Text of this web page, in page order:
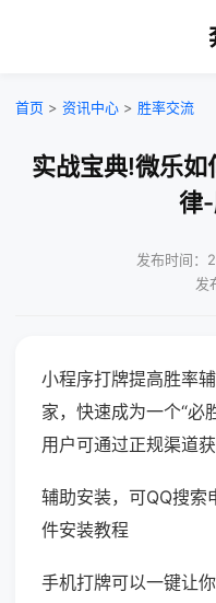
首页 > 资讯中心 > 胜率交流
实战宝典!微乐如
律
发布时间：
发
小程序打牌提高胜率
家，快速成为一个“必
用户可通过正规渠道获
辅助安装，可QQ搜
件安装教程
手机打牌可以一键让